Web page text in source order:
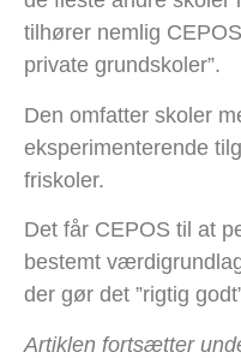
tilhører nemlig
private grundskoler”.
Den omfatter skoler
eksperimenterende
friskoler.
Det får CEPOS til at
bestemt
der gør det ”rigtig
Artiklen fortsætter